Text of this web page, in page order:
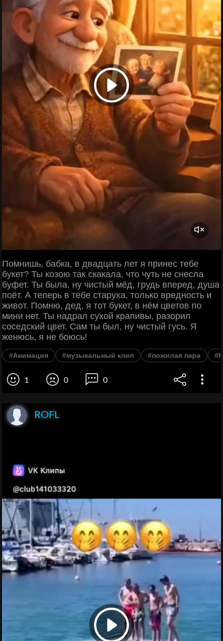
Помнишь, бабка, в двадцать лет я принес тебе
букет? Ты козою так скакала, что чуть не снесла
буфет. Ты была, ну чистый мёд, грудь вперед, душа
поёт. А теперь в тебе старуха, только вредность и
живот. Помню, дед, я тот букет, в нём цветов по
мини нет. Ты надрал сухой крапивы, разорил
соседский цвет. Сам ты был, ну чистый гусь. Я
женюсь, я не боюсь!
#Анимация #музыкальный клип #пожилая пара
1 0 0
ROFL